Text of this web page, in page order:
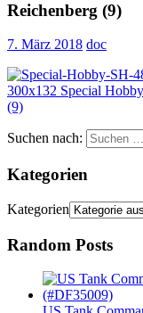
Reichenberg (9)
7. März 2018 doc
Suchen nach:
Kategorien
Kategorien
Random Posts